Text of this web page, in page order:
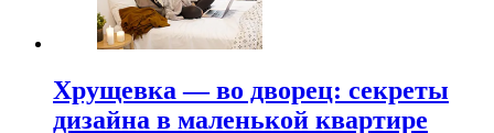
Хрущевка — во дворец: секреты
дизайна в маленькой квартире